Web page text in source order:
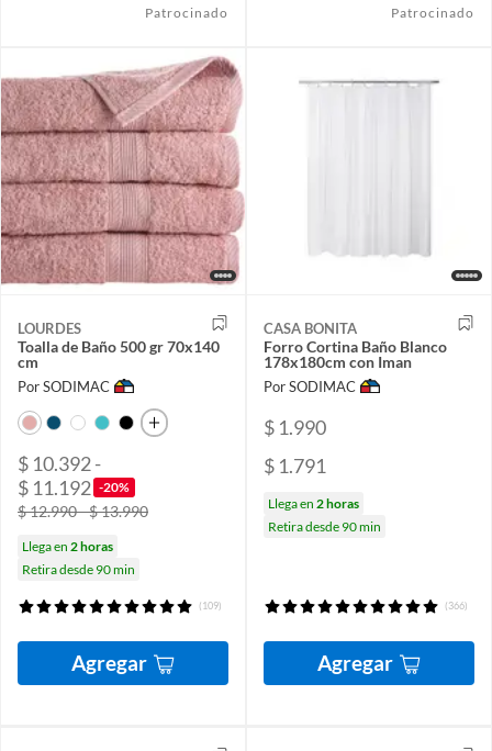
Patrocinado Patrocinado
LOURDES
Toalla de Baño 500 gr 70x140
cm
Por SODIMAC
$ 10.392 -
$ 11.192 -20%
$ 12.990 - $ 13.990
Llega en 2 horas
Retira desde 90 min
(109)
Agregar
CASA BONITA
Forro Cortina Baño Blanco
178x180cm con Iman
Por SODIMAC
$ 1.990
$ 1.791
Llega en 2 horas
Retira desde 90 min
(366)
Agregar